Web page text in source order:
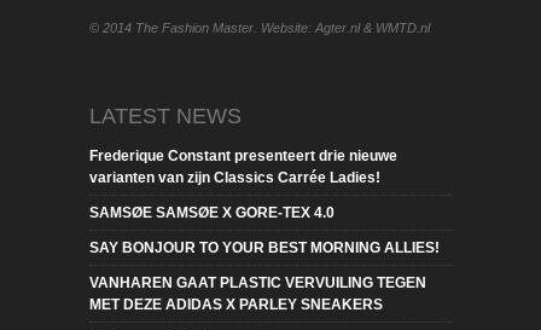
© 2014 The Fashion Master. Website: Agter.nl & WMTD.nl
LATEST NEWS
Frederique Constant presenteert drie nieuwe
varianten van zijn Classics Carrée Ladies!
SAMSØE SAMSØE X GORE-TEX 4.0
SAY BONJOUR TO YOUR BEST MORNING ALLIES!
VANHAREN GAAT PLASTIC VERVUILING TEGEN
MET DEZE ADIDAS X PARLEY SNEAKERS